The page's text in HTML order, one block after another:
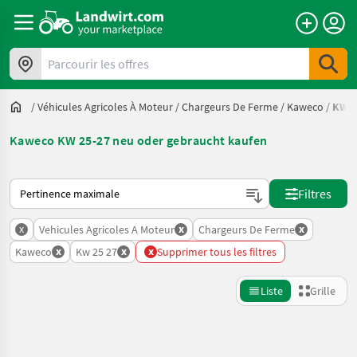
Parcourir les offres
/Véhicules Agricoles À Moteur /Chargeurs De Ferme / Kaweco / KW
Kaweco KW 25-27 neu oder gebraucht kaufen
Voici comment les annonces sont triées sur Landwirt.com
Filtres
x Vehicules Agricoles A Moteur x Chargeurs De Ferme x
Kaweco x Kw 25 27 x x Supprimer tous les filtres
Liste Grille